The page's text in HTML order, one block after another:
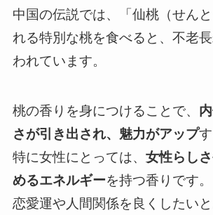
中国の伝説では、「仙桃（せん
れる特別な桃を食べると、不老
われています。
桃の香りを身につけることで、
さが引き出され、魅力がアップ
特に女性にとっては、 女性らし
めるエネルギーを持つ香りです。
恋愛運や人間関係を良くしたい